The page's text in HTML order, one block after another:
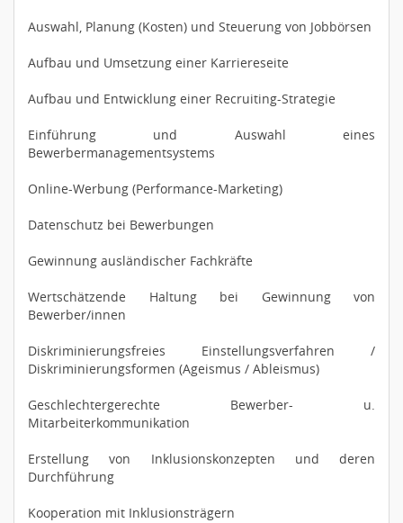
Auswahl, Planung (Kosten) und Steuerung von Jobbörsen
Aufbau und Umsetzung einer Karriereseite
Aufbau und Entwicklung einer Recruiting-Strategie
Einführung und Auswahl eines
Bewerbermanagementsystems
Online-Werbung (Performance-Marketing)
Datenschutz bei Bewerbungen
Gewinnung ausländischer Fachkräfte
Wertschätzende Haltung bei Gewinnung von
Bewerber/innen
Diskriminierungsfreies Einstellungsverfahren /
Diskriminierungsformen (Ageismus / Ableismus)
Geschlechtergerechte Bewerber- u.
Mitarbeiterkommunikation
Erstellung von Inklusionskonzepten und deren
Durchführung
Kooperation mit Inklusionsträgern